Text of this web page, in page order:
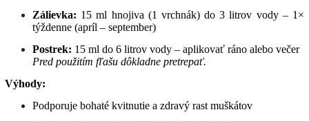
Zálievka: 15 ml hnojiva (1 vrchnák) do 3 litrov vody – 1×
týždenne (apríl – september)
Postrek: 15 ml do 6 litrov vody – aplikovať ráno alebo večer
Pred použitím fľašu dôkladne pretrepať.
Výhody:
Podporuje bohaté kvitnutie a zdravý rast muškátov